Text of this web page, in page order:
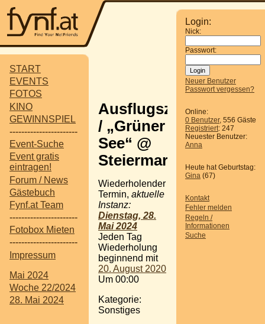
START
EVENTS
FOTOS
KINO
GEWINNSPIEL
-----------------------
Event-Suche
Event gratis
eintragen!
Forum / News
Gästebuch
Fynf.at Team
-----------------------
Fotobox Mieten
-----------------------
Impressum
Mai 2024
Woche 22/2024
28. Mai 2024
Login:
Nick:
Passwort:
Neuer Benutzer
Passwort vergessen?
Online:
0 Benutzer, 556 Gäste
Registriert: 247
Neuester Benutzer:
Anna
Heute hat Geburtstag:
Gina (67)
Kontakt
Fehler melden
Regeln /
Informationen
Suche
Ausflugsziel
/ „Grüner
See“ @
Steiermark
Wiederholender
Termin, aktuelle
Instanz:
Dienstag, 28.
Mai 2024
Jeden Tag
Wiederholung
beginnend mit
20. August 2020
Um 00:00
Kategorie:
Sonstiges